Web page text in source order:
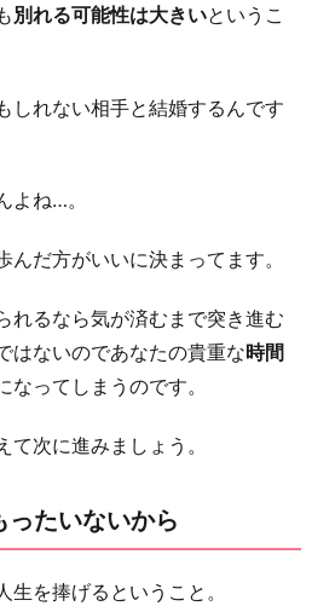
別れる可能性は大きいというこ
しれない相手と結婚するんです
よね…。
んだ方がいいに決まってます。
れるなら気が済むまで突き進む
はないのであなたの貴重な時間
なってしまうのです。
次に進みましょう。
たいないから
を捧げるということ。